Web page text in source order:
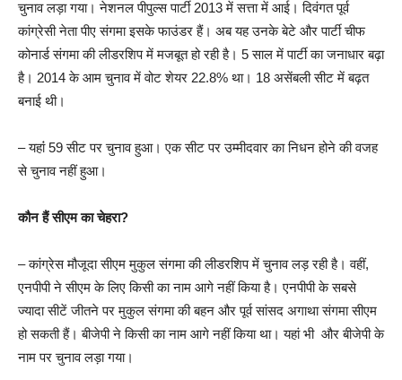
चुनाव लड़ा गया। नेशनल पीपुल्स पार्टी 2013 में सत्ता में आई। दिवंगत पूर्व
कांग्रेसी नेता पीए संगमा इसके फाउंडर हैं। अब यह उनके बेटे और पार्टी चीफ
कोनार्ड संगमा की लीडरशिप में मजबूत हो रही है। 5 साल में पार्टी का जनाधार बढ़ा
है। 2014 के आम चुनाव में वोट शेयर 22.8% था। 18 असेंबली सीट में बढ़त
बनाई थी।
– यहांं 59 सीट पर चुनाव हुआ। एक सीट पर उम्मीदवार का निधन होने की वजह
से चुनाव नहीं हुआ।
कौन हैं सीएम का चेहरा?
– कांग्रेस मौजूदा सीएम मुकुल संगमा की लीडरशिप में चुनाव लड़ रही है। वहीं,
एनपीपी ने सीएम के लिए किसी का नाम आगे नहीं किया है। एनपीपी के सबसे
ज्यादा सीटें जीतने पर मुकुल संगमा की बहन और पूर्व सांसद अगाथा संगमा सीएम
हो सकती हैं। बीजेपी ने किसी का नाम आगे नहीं किया था। यहां भी और बीजेपी के
नाम पर चुनाव लड़ा गया।